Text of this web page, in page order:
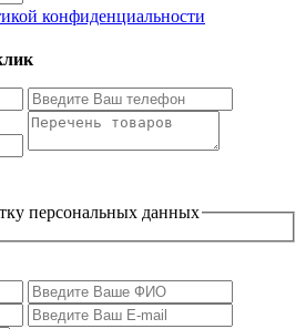
конфиденциальности
персональных данных